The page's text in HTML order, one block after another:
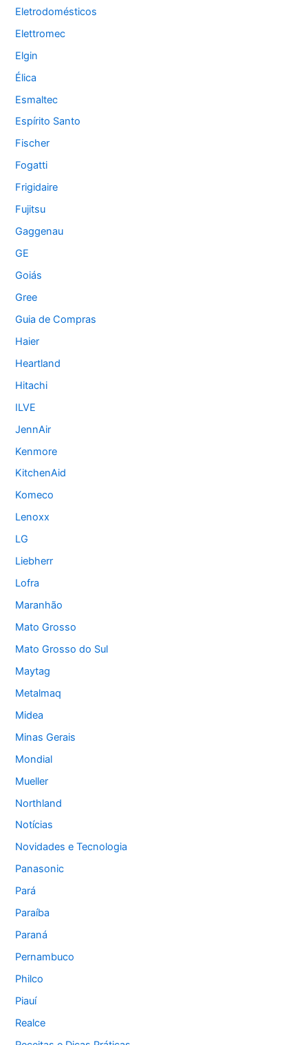
Eletrodomésticos
Elettromec
Elgin
Élica
Esmaltec
Espírito Santo
Fischer
Fogatti
Frigidaire
Fujitsu
Gaggenau
GE
Goiás
Gree
Guia de Compras
Haier
Heartland
Hitachi
ILVE
JennAir
Kenmore
KitchenAid
Komeco
Lenoxx
LG
Liebherr
Lofra
Maranhão
Mato Grosso
Mato Grosso do Sul
Maytag
Metalmaq
Midea
Minas Gerais
Mondial
Mueller
Northland
Notícias
Novidades e Tecnologia
Panasonic
Pará
Paraíba
Paraná
Pernambuco
Philco
Piauí
Realce